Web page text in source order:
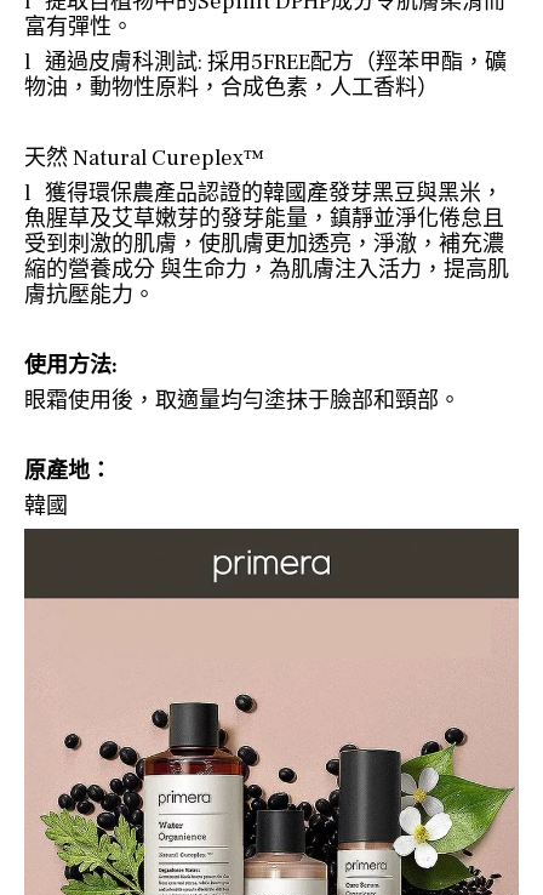
富有彈性。
l 通過皮膚科測試: 採用5FREE配方（羥苯甲酯，礦
物油，動物性原料，合成色素，人工香料）
天然 Natural Cureplex™
l 獲得環保農產品認證的韓國產發芽黑豆與黑米，
魚腥草及艾草嫩芽的發芽能量，鎮靜並淨化倦怠且
受到刺激的肌膚，使肌膚更加透亮，淨澈，補充濃
縮的營養成分 與生命力，為肌膚注入活力，提高肌
膚抗壓能力。
使用方法:
眼霜使用後，取適量均勻塗抹于臉部和頸部。
原產地：
韓國